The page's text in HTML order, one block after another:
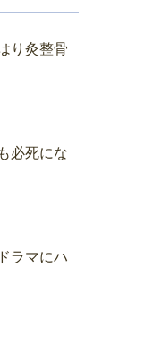
り灸整骨
必死にな
ラマにハ